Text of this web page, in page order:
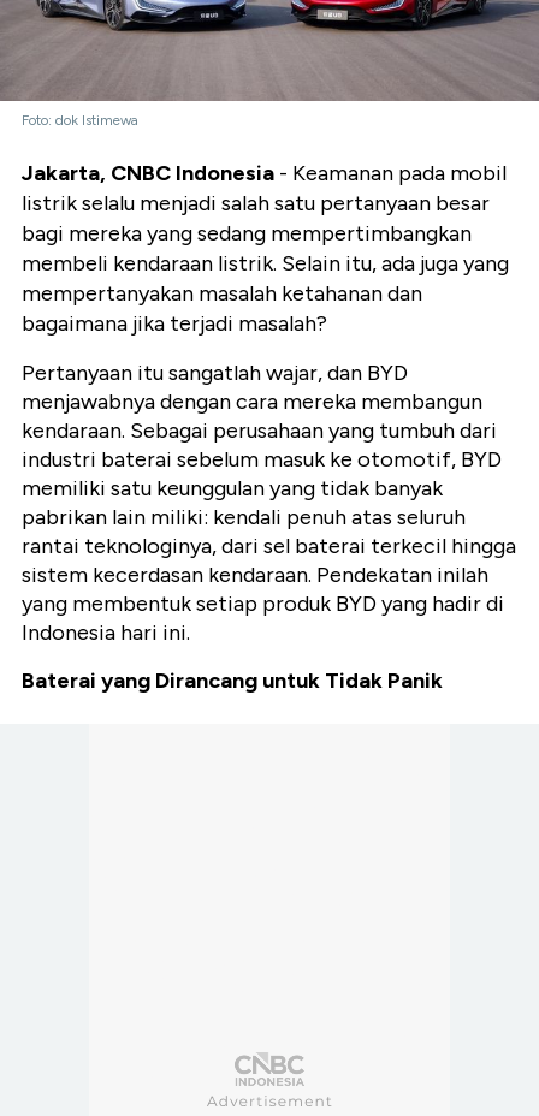
Foto: dok Istimewa
Jakarta, CNBC Indonesia - Keamanan pada mobil
listrik selalu menjadi salah satu pertanyaan besar
bagi mereka yang sedang mempertimbangkan
membeli kendaraan listrik. Selain itu, ada juga yang
mempertanyakan masalah ketahanan dan
bagaimana jika terjadi masalah?
Pertanyaan itu sangatlah wajar, dan BYD
menjawabnya dengan cara mereka membangun
kendaraan. Sebagai perusahaan yang tumbuh dari
industri baterai sebelum masuk ke otomotif, BYD
memiliki satu keunggulan yang tidak banyak
pabrikan lain miliki: kendali penuh atas seluruh
rantai teknologinya, dari sel baterai terkecil hingga
sistem kecerdasan kendaraan. Pendekatan inilah
yang membentuk setiap produk BYD yang hadir di
Indonesia hari ini.
Baterai yang Dirancang untuk Tidak Panik